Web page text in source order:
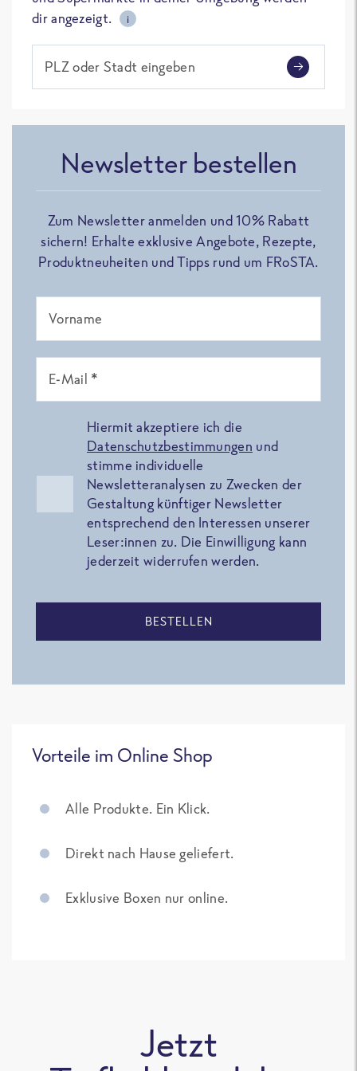
dir angezeigt.
i
PLZ oder Stadt eingeben
Newsletter bestellen
Zum Newsletter anmelden und 10% Rabatt
sichern! Erhalte exklusive Angebote, Rezepte,
Produktneuheiten und Tipps rund um FRoSTA.
Vorname
E-Mail *
Hiermit akzeptiere ich die
Datenschutzbestimmungen und
stimme individuelle
Newsletteranalysen zu Zwecken der
Gestaltung künftiger Newsletter
entsprechend den Interessen unserer
Leser:innen zu. Die Einwilligung kann
jederzeit widerrufen werden.
BESTELLEN
Vorteile im Online Shop
Alle Produkte. Ein Klick.
Direkt nach Hause geliefert.
Exklusive Boxen nur online.
Jetzt